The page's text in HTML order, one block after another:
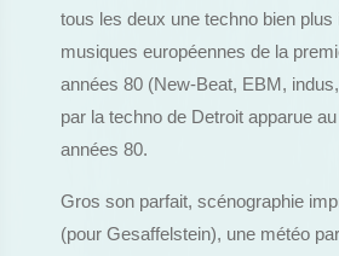
tous les deux une techno bien plus
musiques européennes de la
années 80 (New-Beat, EBM,
par la techno de Detroit apparue
années 80.
Gros son parfait, scénographie
(pour Gesaffelstein), une météo